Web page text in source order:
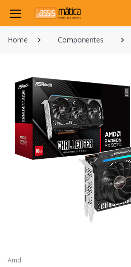
Home Componentes
Amd